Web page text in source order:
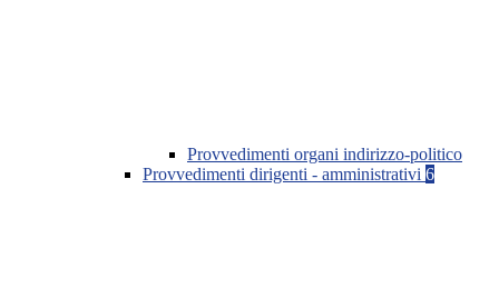
Provvedimenti organi indirizzo-politico
Provvedimenti dirigenti - amministrativi 6